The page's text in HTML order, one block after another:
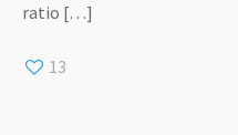
ratio […]
13